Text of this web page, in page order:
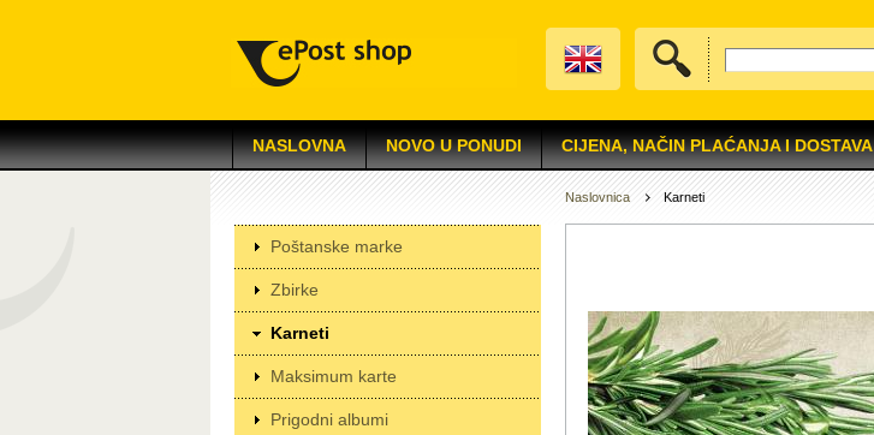
NASLOVNA NOVO U PONUDI CIJENA, NAČIN PLAĆANJA I DOSTAVA
Poštanske marke
Zbirke
Karneti
Maksimum karte
Prigodni albumi
Naslovnica Karneti